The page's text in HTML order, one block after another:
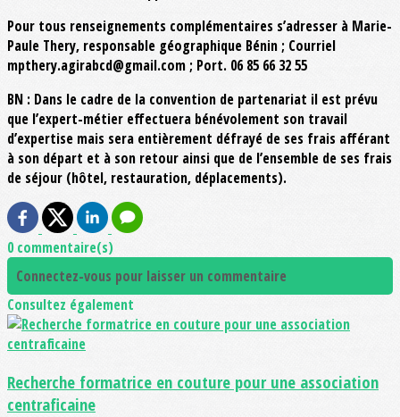
Pour tous renseignements complémentaires s’adresser à Marie-
Paule Thery, responsable géographique Bénin ; Courriel
mpthery.agirabcd@gmail.com ; Port. 06 85 66 32 55
BN : Dans le cadre de la convention de partenariat il est prévu
que l’expert-métier effectuera bénévolement son travail
d’expertise mais sera entièrement défrayé de ses frais afférant
à son départ et à son retour ainsi que de l’ensemble de ses frais
de séjour (hôtel, restauration, déplacements).
0 commentaire(s)
Connectez-vous pour laisser un commentaire
Consultez également
Recherche formatrice en couture pour une association
centraficaine